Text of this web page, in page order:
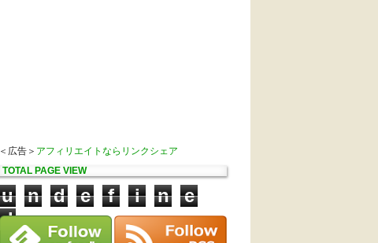
＜広告＞ アフィリエイトならリンクシェア
TOTAL PAGE VIEW
u n d e f i n
e
d